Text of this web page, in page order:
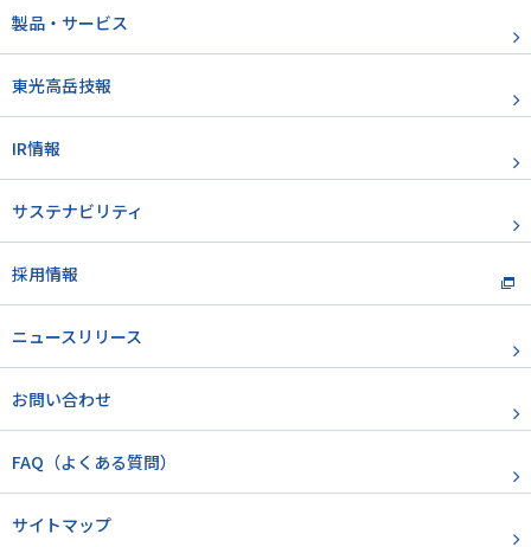
製品・サービス
東光高岳技報
IR情報
サステナビリティ
採用情報
ニュースリリース
お問い合わせ
FAQ（よくある質問）
サイトマップ